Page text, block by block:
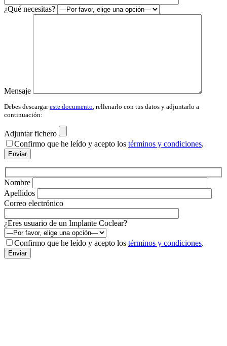
¿Qué necesitas?
Mensaje
Debes descargareste documento , rellenarlo con tus datos y adjuntarlo a
continuación:
Adjuntar fichero
Confirmo que he leído y acepto los términos y condiciones.
Nombre
Apellidos
Correo electrónico
¿Eres usuario de un Implante Coclear?
Confirmo que he leído y acepto los términos y condiciones.